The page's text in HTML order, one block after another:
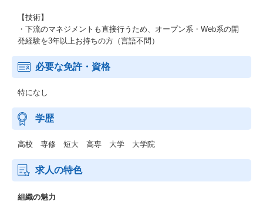
【技術】
・下流のマネジメントも直接行うため、オープン系・Web系の開
発経験を3年以上お持ちの方（言語不問）
必要な免許・資格
特になし
学歴
高校 専修 短大 高専 大学 大学院
求人の特色
組織の魅力